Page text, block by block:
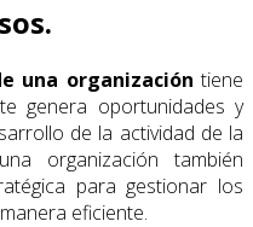
una organización tiene
genera oportunidades y
de la actividad de la
organización también
para gestionar los
eficiente.